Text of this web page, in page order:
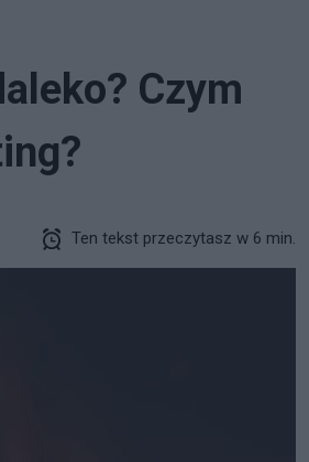
Czym
Ten tekst przeczytasz w 6 min.